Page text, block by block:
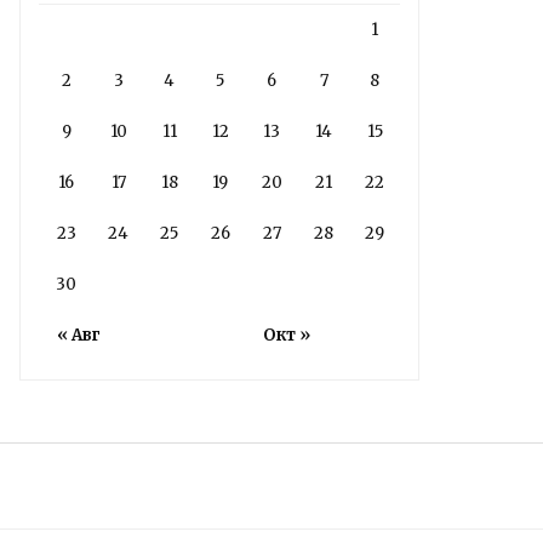
« Авг Окт »
1
2 3 4 5 6 7 8
9 10 11 12 13 14 15
16 17 18 19 20 21 22
23 24 25 26 27 28 29
30